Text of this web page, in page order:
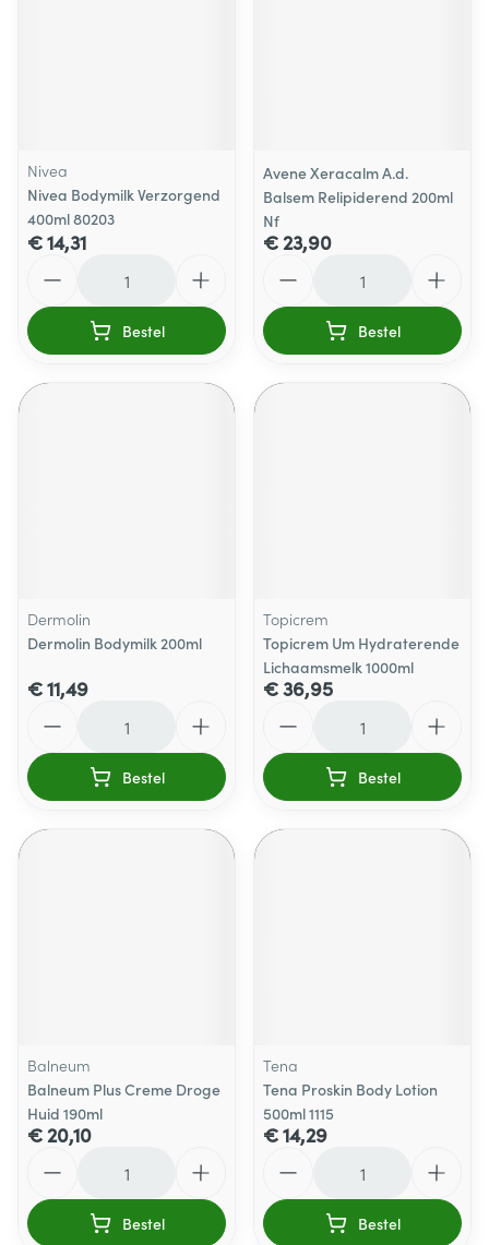
Nivea
Nivea Bodymilk Verzorgend
400ml 80203
€ 14,31
Bestel
Avene Xeracalm A.d.
Balsem Relipiderend 200ml
Nf
€ 23,90
Bestel
Dermolin
Dermolin Bodymilk 200ml
€ 11,49
Bestel
Topicrem
Topicrem Um Hydraterende
Lichaamsmelk 1000ml
€ 36,95
Bestel
Balneum
Balneum Plus Creme Droge
Huid 190ml
€ 20,10
Bestel
Tena
Tena Proskin Body Lotion
500ml 1115
€ 14,29
Bestel